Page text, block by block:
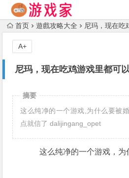
首页 遊戲攻略大全 尼玛，现在吃
尼玛，现在吃鸡游戏里都可
A+
摘要
这么纯净的一个游戏,为什么要被
点就信了 dalijingang_opet
这么纯净的一个游戏，为